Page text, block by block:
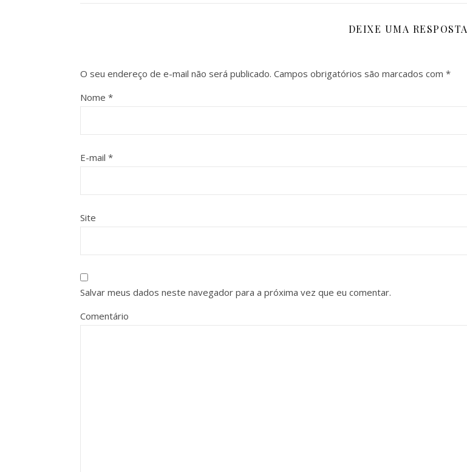
DEIXE UMA RESPOSTA
O seu endereço de e-mail não será publicado. Campos obrigatórios são marcados com *
Nome *
E-mail *
Site
Salvar meus dados neste navegador para a próxima vez que eu comentar.
Comentário